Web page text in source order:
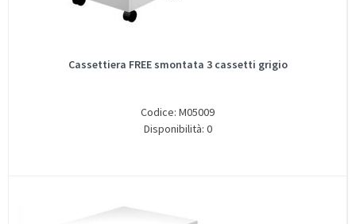
Cassettiera FREE smontata 3 cassetti grigio
Codice: M05009
Disponibilità: 0